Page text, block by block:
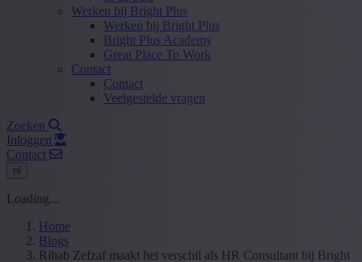
Werken bij Bright Plus
Werken bij Bright Plus
Bright Plus Academy
Great Place To Work
Contact
Contact
Veelgestelde vragen
Zoeken
Inloggen
Contact
nl
Loading...
Home
Blogs
Rihab Zefzaf maakt het verschil als HR Consultant bij Bright